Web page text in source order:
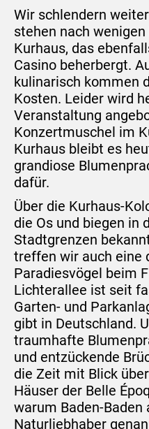
Wir schlendern
stehen nach
Kurhaus, das
Casino beherbergt.
kulinarisch kommen
Kosten. Leider wird
Veranstaltung
Konzertmuschel im
Kurhaus bleibt es
grandiose
dafür.
Über die Kurhaus-
die Os und biegen in
Stadtgrenzen
treffen wir auch eine
Paradiesvögel beim
Lichterallee ist seit
Garten- und
gibt in Deutschland.
traumhafte
und entzückende
die Zeit mit Blick
Häuser der Belle
warum Baden-Baden
Naturliebhaber